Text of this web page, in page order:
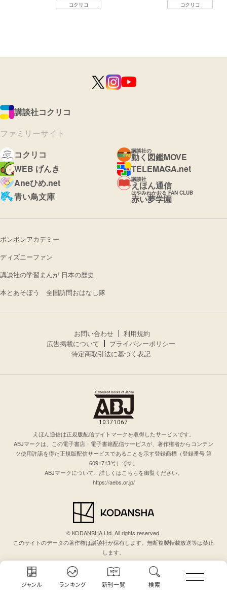
ジャンル ランキング 新刊一覧 検索
コクリコ コクリコ
講談社コクリコ
ファミリーサイト
コクリコ
講談社の
動く図鑑MOVE
WEB げんき
TELEMAGA.net
Aneひめ.net
講談社
えほん通信
青い鳥文庫
はやみねかおる FAN CLUB
赤い夢学園
ボンボンアカデミー
ディズニーファン
講談社の学習まんが 日本の歴史
本とあそぼう 全国訪問おはなし隊
お問い合わせ
利用規約
広告掲載について
プライバシーポリシー
特定商取引法に基づく表記
えほん通信は正規版配信サイトマークを取得したサービスです。
ABJマークは、この電子書店・電子書籍配信サービスが、著作権者からコンテン
ツ使用許諾を得た正規版配信サービスであることを示す登録商標（登録番号 第
6091713号）です。
ABJマークについて、詳しくはこちらを御覧ください。
https://aebs.or.jp/
© KODANSHA Ltd. All rights reserved.
このサイトのデータの著作権は講談社が保有します。無断複製転載放送等は禁止
します。